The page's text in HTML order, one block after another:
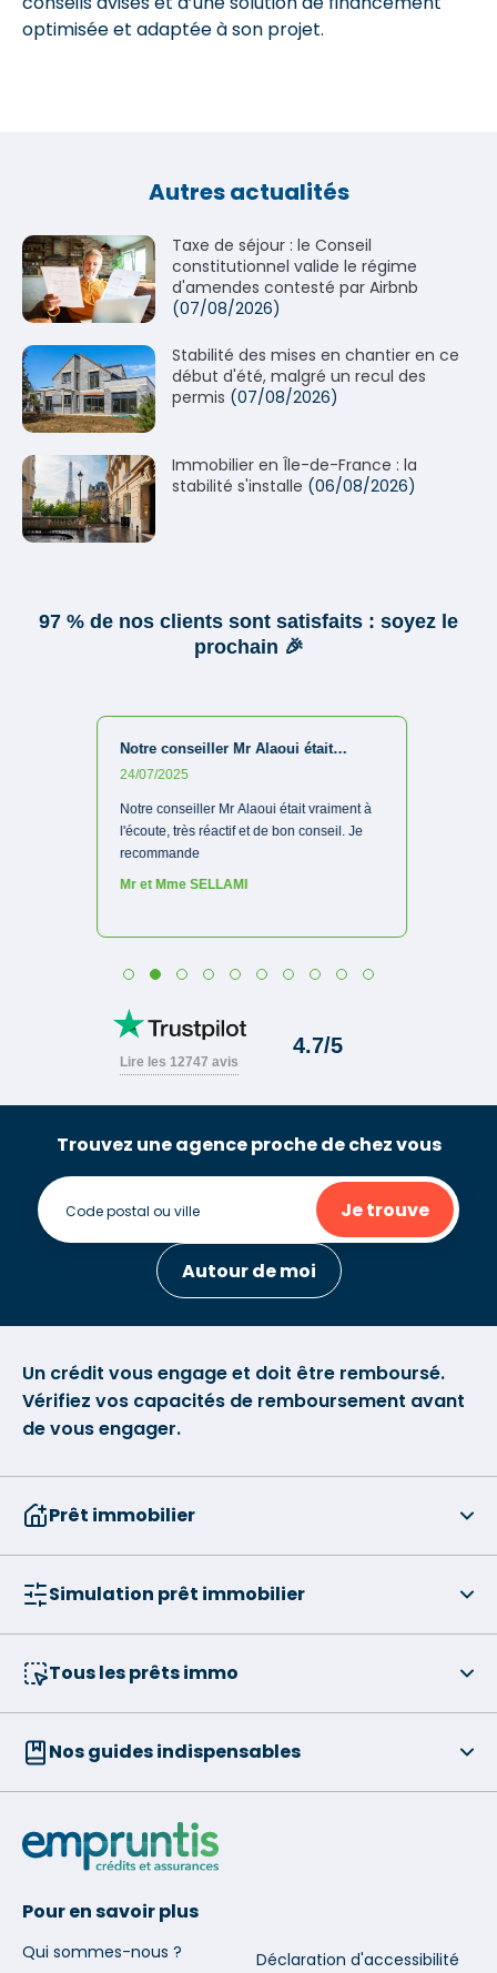
optimisée et adaptée à son projet.
Autres actualités
Taxe de séjour : le Conseil
constitutionnel valide le régime
d'amendes contesté par Airbnb
(07/08/2026)
Stabilité des mises en chantier en ce
début d'été, malgré un recul des
permis (07/08/2026)
Immobilier en Île-de-France : la
stabilité s'installe (06/08/2026)
Trouvez une agence proche de chez vous
Je trouve
Autour de moi
Un crédit vous engage et doit être remboursé.
Vérifiez vos capacités de remboursement avant
de vous engager.
Prêt immobilier
Simulation prêt immobilier
Tous les prêts immo
Nos guides indispensables
Pour en savoir plus
Qui sommes-nous ?
Déclaration d'accessibilité